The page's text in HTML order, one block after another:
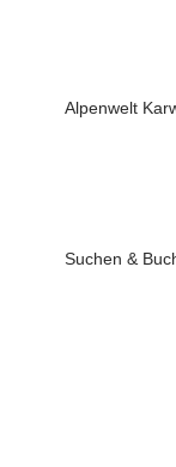
Alpenwelt
Suchen &